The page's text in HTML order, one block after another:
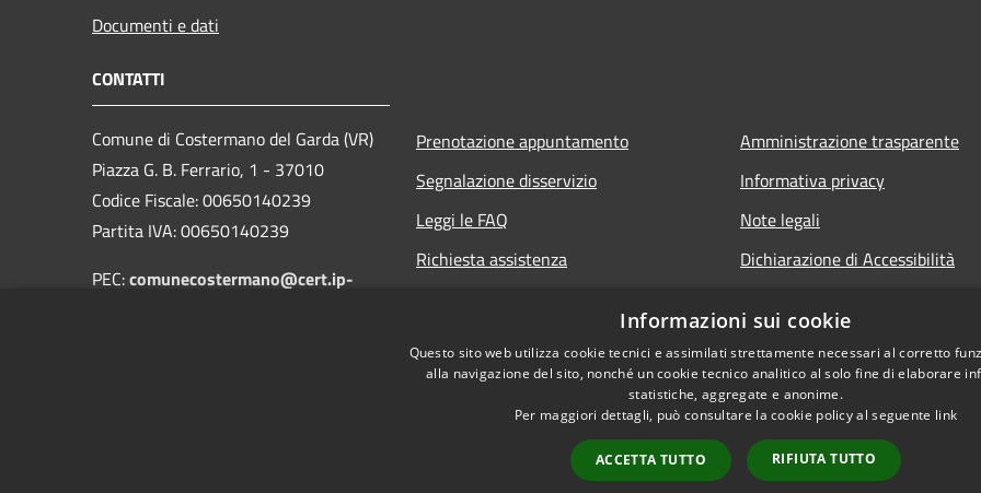
Documenti e dati
CONTATTI
Comune di Costermano del Garda (VR)
Piazza G. B. Ferrario, 1 - 37010
Codice Fiscale: 00650140239
Partita IVA: 00650140239
PEC:comunecostermano@cert.ip-
Prenotazione appuntamento
Segnalazione disservizio
Leggi le FAQ
Richiesta assistenza
Amministrazione trasparente
Informativa privacy
Note legali
Dichiarazione di Accessibilità
Copyright © 2026 • Comune di
Informazioni sui cookie
Questo sito web utilizza cookie tecnici e assimilati strettamente necessari al corretto
alla navigazione del sito, nonché un cookie tecnico analitico al solo fine di elaborare
statistiche, aggregate e anonime.
Per maggiori dettagli, può consultare la cookie policy al seguente link
ACCETTA TUTTO RIFIUTA TUTTO